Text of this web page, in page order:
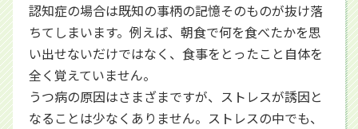
認知症の場合は既知の事柄の記憶そのものが抜け落
ちてしまいます。例えば、朝食で何を食べたかを思
い出せないだけではなく、食事をとったこと自体を
全く覚えていません。
うつ病の原因はさまざまですが、ストレスが誘因と
なることは少なくありません。ストレスの中でも、